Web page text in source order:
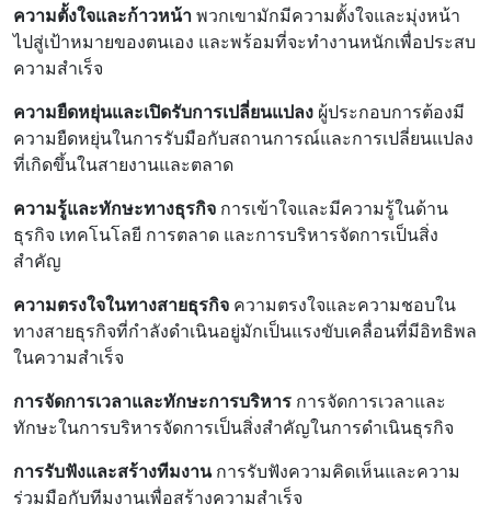
ความตั้งใจและก้าวหน้าพวกเขามักมีความตั้งใจและมุ่งหน้า
ไปสู่เป้าหมายของตนเอง และพร้อมที่จะทำงานหนักเพื่อประสบ
ความสำเร็จ
ความยืดหยุ่นและเปิดรับการเปลี่ยนแปลง ผู้ประกอบการต้องมี
ความยืดหยุ่นในการรับมือกับสถานการณ์และการเปลี่ยนแปลง
ที่เกิดขึ้นในสายงานและตลาด
ความรู้และทักษะทางธุรกิจ การเข้าใจและมีความรู้ในด้าน
ธุรกิจ เทคโนโลยี การตลาด และการบริหารจัดการเป็นสิ่ง
สำคัญ
ความตรงใจในทางสายธุรกิจ ความตรงใจและความชอบใน
ทางสายธุรกิจที่กำลังดำเนินอยู่มักเป็นแรงขับเคลื่อนที่มีอิทธิพล
ในความสำเร็จ
การจัดการเวลาและทักษะการบริหาร การจัดการเวลาและ
ทักษะในการบริหารจัดการเป็นสิ่งสำคัญในการดำเนินธุรกิจ
การรับฟังและสร้างทีมงานการรับฟังความคิดเห็นและความ
ร่วมมือกับทีมงานเพื่อสร้างความสำเร็จ